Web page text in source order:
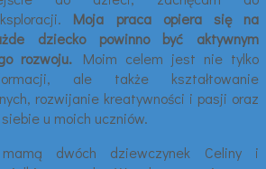
Moja praca opiera się na
dziecko powinno być aktywnym
rozwoju. Moim celem jest nie tylko
ale także kształtowanie
rozwijanie kreatywności i pasji oraz
u moich uczniów.
dwóch dziewczynek Celiny i